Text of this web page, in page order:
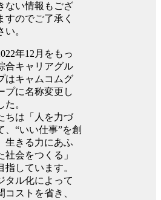
ない情報もござ
すのでご了承く
い。
年12月をもっ
合キャリアグル
はキャムコムグ
プに名称変更し
た。
ちは「人を力づ
、“いい仕事”を創
生きる力にあふ
社会をつくる」
指しています。
タル化によって
コストを省き、